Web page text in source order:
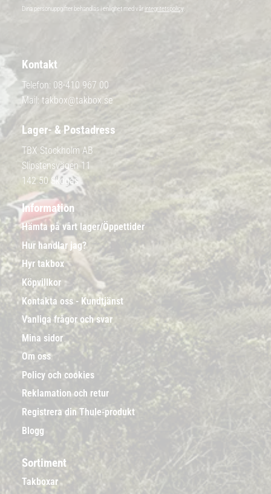
Dina personuppgifter behandlas i enlighet med vår integritetspolicy
Kontakt
Telefon: 08-410 967 00
Mail: takbox@takbox.se
Lager- & Postadress
TBX Stockholm AB
Slipstensvägen 11
142 50 Skogås
Information
Hämta på vårt lager/Öppettider
Hur handlar jag?
Hyr takbox
Köpvillkor
Kontakta oss - Kundtjänst
Vanliga frågor och svar
Mina sidor
Om oss
Policy och cookies
Reklamation och retur
Registrera din Thule-produkt
Blogg
Sortiment
Takboxar